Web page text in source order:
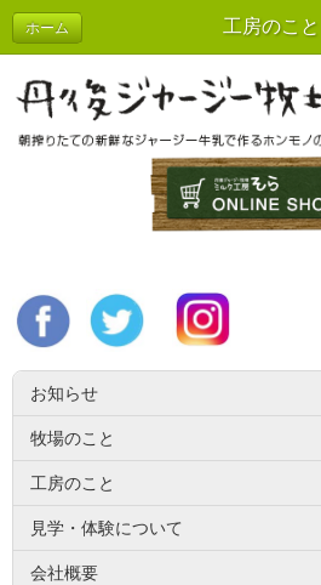
工房のこと
ホーム
お知らせ
牧場のこと
工房のこと
見学・体験について
会社概要